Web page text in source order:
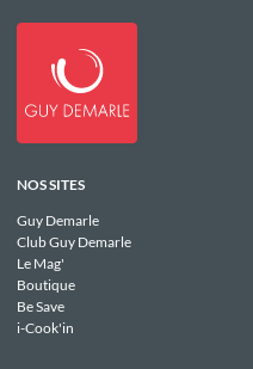
NOS SITES
Guy Demarle
Club Guy Demarle
Le Mag'
Boutique
Be Save
i-Cook'in